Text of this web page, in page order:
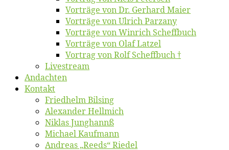
Vor­trä­ge von Dr. Ger­hard Maier
Vor­trä­ge von Ul­rich Parzany
Vor­trä­ge von Win­rich Scheffbuch
Vor­trä­ge von Olaf Latzel
Vor­trag von Rolf Scheffbuch †
Live­stream
An­dach­ten
Kon­takt
Fried­helm Bilsing
Alex­an­der Hellmich
Ni­klas Junghannß
Mi­cha­el Kaufmann
An­dre­as „Reeds“ Riedel